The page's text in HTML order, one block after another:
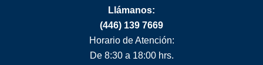
Llámanos:
(446) 139 7669
Horario de Atención:
De 8:30 a 18:00 hrs.